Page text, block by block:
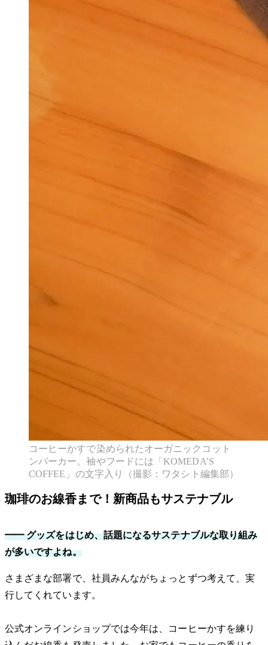
コーヒーかすで染められたオーガニックコット
ンパーカー。袖やフードには「KOMEDA’S
COFFEE」の文字入り（撮影：ワタシト編集部）
珈琲のお線香まで！新商品もサステナブル
━━ グッズをはじめ、話題になるサステナブルな取り組み
が多いですよね。
さまざまな部署で、社員みんながちょっとずつ考えて、実
行してくれています。
公式オンラインショップでは今年は、コーヒーかすを練り